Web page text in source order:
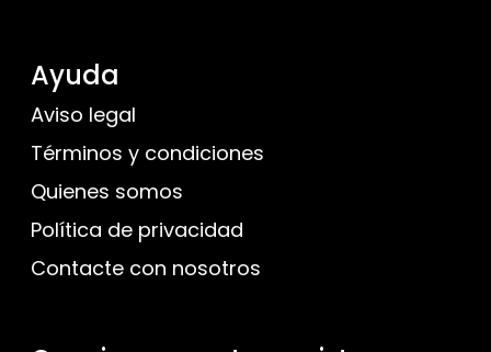
Ayuda
Aviso legal
Términos y condiciones
Quienes somos
Política de privacidad
Contacte con nosotros